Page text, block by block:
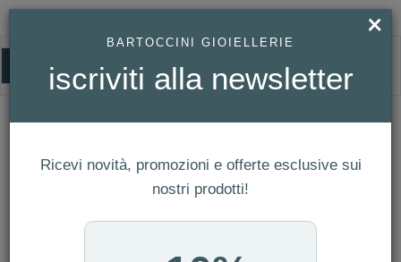
BRACCIALI
NUMERO ARTICOLI:137
×
BARTOCCINI GIOIELLERIE
iscriviti alla newsletter
Ricevi novità, promozioni e offerte esclusive sui
nostri prodotti!